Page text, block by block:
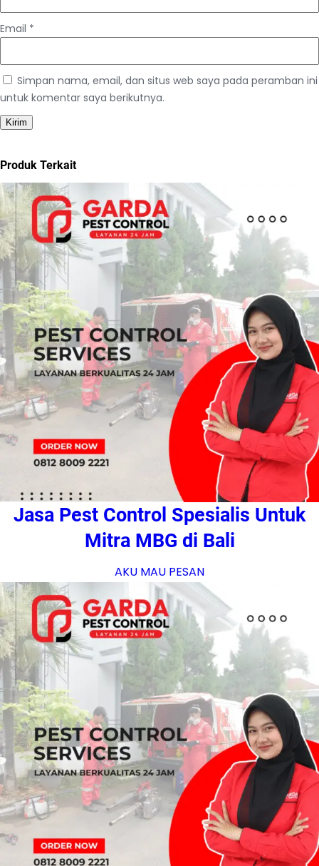
Email *
Simpan nama, email, dan situs web saya pada peramban ini
untuk komentar saya berikutnya.
Produk Terkait
Jasa Pest Control Spesialis Untuk
Mitra MBG di Bali
AKU MAU PESAN